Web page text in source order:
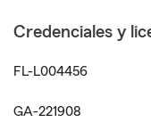
Credenciales y
FL-L004456
GA-221908